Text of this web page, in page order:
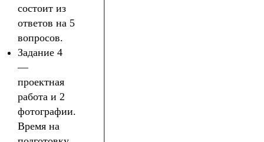
состоит из
ответов на 5
вопросов.
Задание 4
—
проектная
работа и 2
фотографии.
Время на